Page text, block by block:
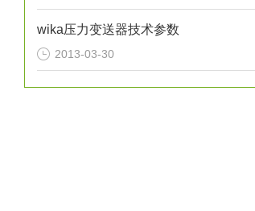
wika压力变送器技术参数
2013-03-30